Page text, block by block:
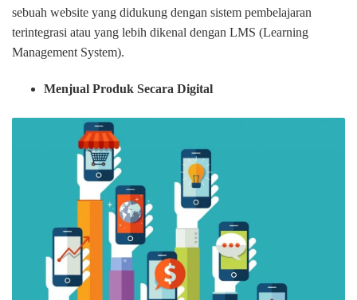
sebuah website yang didukung dengan sistem pembelajaran
terintegrasi atau yang lebih dikenal dengan LMS (Learning
Management System).
Menjual Produk Secara Digital